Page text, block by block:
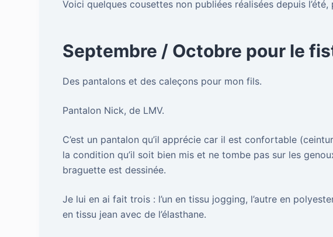
Voici quelques cousettes non publiées réalisées depuis l’été,
Septembre / Octobre pour le
Des pantalons et des caleçons pour mon fils.
Pantalon Nick, de LMV.
C’est un pantalon qu’il apprécie car il est confortable
la condition qu’il soit bien mis et ne tombe pas sur les
braguette est dessinée.
Je lui en ai fait trois : l’un en tissu jogging, l’autre en
en tissu jean avec de l’élasthane.